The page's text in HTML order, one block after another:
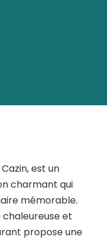
est un
charmant qui
mémorable.
et
propose une